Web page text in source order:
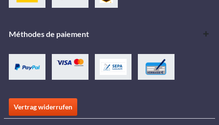
Méthodes de paiement
Vertrag widerrufen